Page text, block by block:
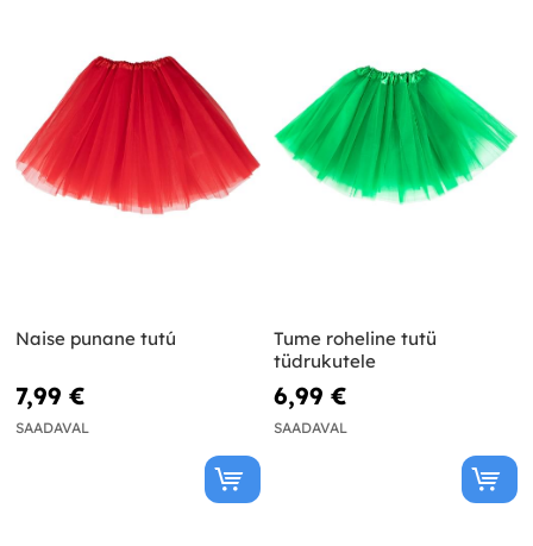
Naise punane tutú
7,99 €
SAADAVAL
Tume roheline tutü
tüdrukutele
6,99 €
SAADAVAL